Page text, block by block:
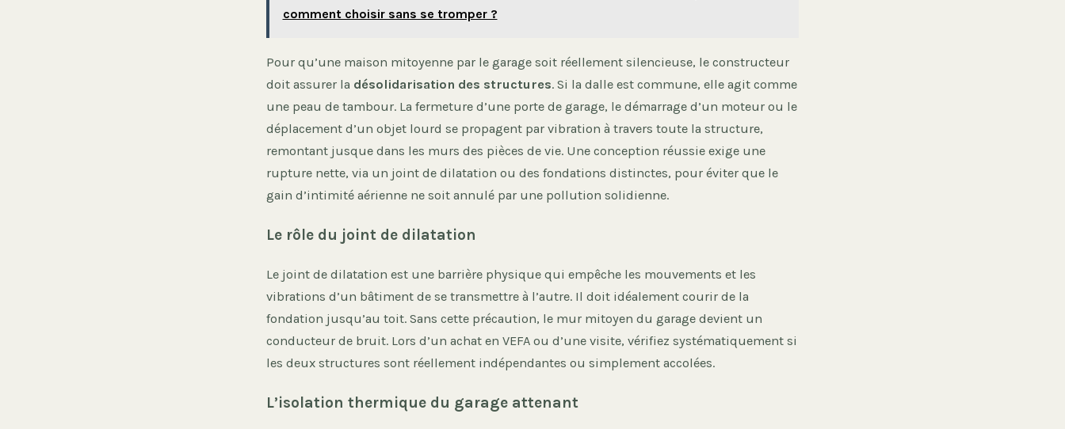
comment choisir sans se tromper ?
Pour qu’une maison mitoyenne par le garage soit réellement silencieuse, le constructeur
doit assurer la désolidarisation des structures. Si la dalle est commune, elle agit comme
une peau de tambour. La fermeture d’une porte de garage, le démarrage d’un moteur ou le
déplacement d’un objet lourd se propagent par vibration à travers toute la structure,
remontant jusque dans les murs des pièces de vie. Une conception réussie exige une
rupture nette, via un joint de dilatation ou des fondations distinctes, pour éviter que le
gain d’intimité aérienne ne soit annulé par une pollution solidienne.
Le rôle du joint de dilatation
Le joint de dilatation est une barrière physique qui empêche les mouvements et les
vibrations d’un bâtiment de se transmettre à l’autre. Il doit idéalement courir de la
fondation jusqu’au toit. Sans cette précaution, le mur mitoyen du garage devient un
conducteur de bruit. Lors d’un achat en VEFA ou d’une visite, vérifiez systématiquement si
les deux structures sont réellement indépendantes ou simplement accolées.
L’isolation thermique du garage attenant